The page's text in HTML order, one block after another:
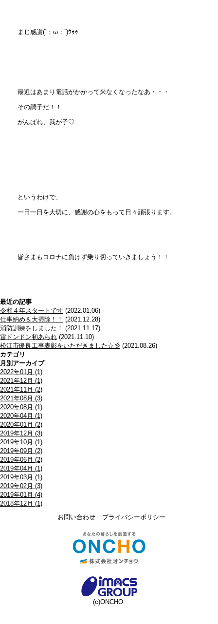
まじ感謝(´；ω；`)ｳｩｩ
最近はあまり電話がかかって来なくなったなあ・・・
その調子だ！！
がんばれ、我が子♡
というわけで、
一日一日を大切に、感謝の心をもって日々頑張ります。
皆さまもコロナに負けず乗り切っていきましょう！！
最近の記事
令和４年スタートです (2022.01.06)
仕事納め＆大掃除！！ (2021.12.28)
消防訓練をしました！ (2021.11.17)
雷ドンドン初あられ (2021.11.10)
松江市優良工事表彰をいただきました☆彡 (2021.08.26)
カテゴリ
月別アーカイブ
2022年01月 (1)
2021年12月 (1)
2021年11月 (2)
2021年08月 (3)
2020年08月 (1)
2020年04月 (1)
2020年01月 (2)
2019年12月 (3)
2019年10月 (1)
2019年09月 (2)
2019年06月 (2)
2019年04月 (1)
2019年03月 (1)
2019年02月 (3)
2019年01月 (4)
2018年12月 (1)
お問い合わせ
プライバシーポリシー
(c)ONCHO.